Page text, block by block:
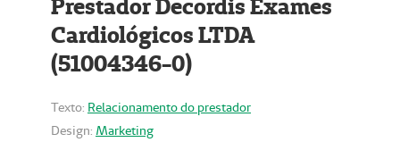
Prestador Decordis Exames
Cardiológicos LTDA
(51004346-0)
Texto: Relacionamento do prestador
Design: Marketing